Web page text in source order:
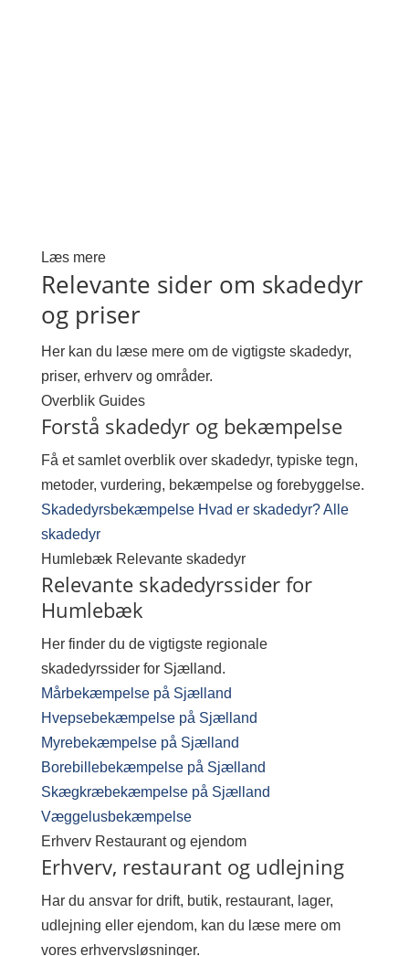
Læs mere
Relevante sider om skadedyr
og priser
Her kan du læse mere om de vigtigste skadedyr,
priser, erhverv og områder.
Overblik Guides
Forstå skadedyr og bekæmpelse
Få et samlet overblik over skadedyr, typiske tegn,
metoder, vurdering, bekæmpelse og forebyggelse.
Skadedyrsbekæmpelse Hvad er skadedyr?Alle
skadedyr
Humlebæk Relevante skadedyr
Relevante skadedyrssider for
Humlebæk
Her finder du de vigtigste regionale
skadedyrssider for Sjælland.
Mårbekæmpelse på Sjælland
Hvepsebekæmpelse på Sjælland
Myrebekæmpelse på Sjælland
Borebillebekæmpelse på Sjælland
Skægkræbekæmpelse på Sjælland
Væggelusbekæmpelse
Erhverv Restaurant og ejendom
Erhverv, restaurant og udlejning
Har du ansvar for drift, butik, restaurant, lager,
udlejning eller ejendom, kan du læse mere om
vores erhvervsløsninger.